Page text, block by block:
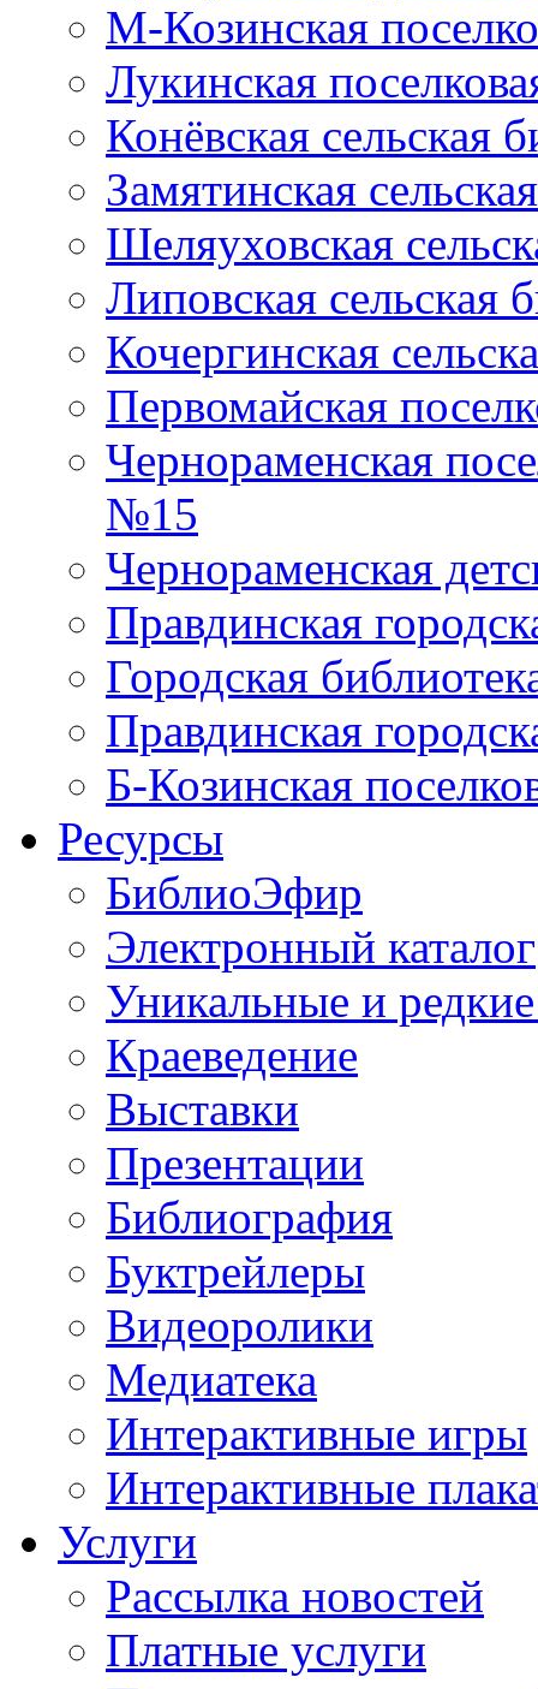
М-Козинская
Лукинская
Конёвская сельская
Замятинская
Шеляуховская
Липовская сельская
Кочергинская
Первомайская
Чернораменская
№15
Чернораменская
Правдинская
Городская
Правдинская
Б-Козинская
Ресурсы
БиблиоЭфир
Электронный каталог
Уникальные и
Краеведение
Выставки
Презентации
Библиография
Буктрейлеры
Видеоролики
Медиатека
Интерактивные игры
Интерактивные
Услуги
Рассылка новостей
Платные услуги